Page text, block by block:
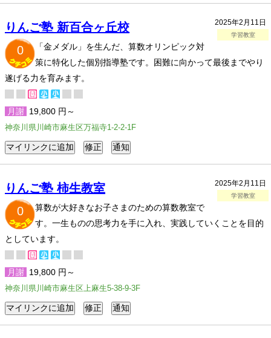
2025年2月11日
学習教室
りんご塾 新百合ヶ丘校
0
「金メダル」を生んだ、算数オリンピック対
策に特化した個別指導塾です。困難に向かって最後までやり
遂げる力を育みます。
月謝 19,800 円～
神奈川県川崎市麻生区万福寺1-2-2-1F
2025年2月11日
学習教室
りんご塾 柿生教室
0
算数が大好きなお子さまのための算数教室で
す。一生ものの思考力を手に入れ、実践していくことを目的
としています。
月謝 19,800 円～
神奈川県川崎市麻生区上麻生5-38-9-3F